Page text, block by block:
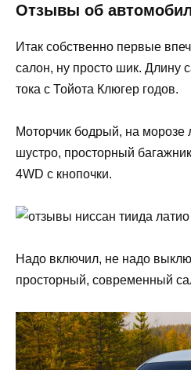
Отзывы об
Итак собственно первые
салон, ну просто шик. Длину
тока с Тойота Клюгер годов.
Моторчик бодрый, на морозе
шустро, просторный
4WD с кнопочки.
Надо включил, не надо
просторный, современный